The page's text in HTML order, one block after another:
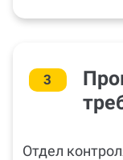
3
Отдел